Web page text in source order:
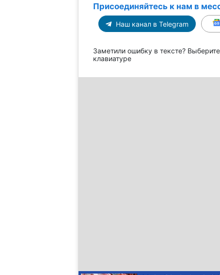
Присоединяйтесь к нам в
Наш канал в Telegram
Заметили ошибку в тексте?
клавиатуре